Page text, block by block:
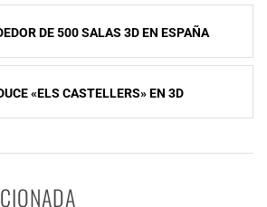
DE 500 SALAS 3D EN ESPAÑA
«ELS CASTELLERS» EN 3D